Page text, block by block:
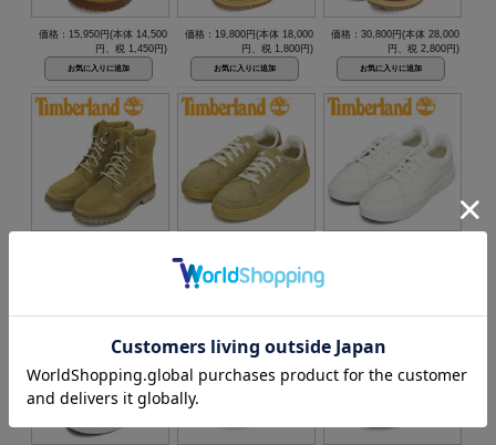
価格：15,950円(本体 14,500
円、税 1,450円)
価格：19,800円(本体 18,000
円、税 1,800円)
価格：30,800円(本体 28,000
円、税 2,800円)